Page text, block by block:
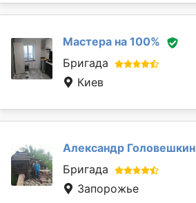
Мастера на 100%
Бригада
Киев
Александр Головешкин
Бригада
Запорожье